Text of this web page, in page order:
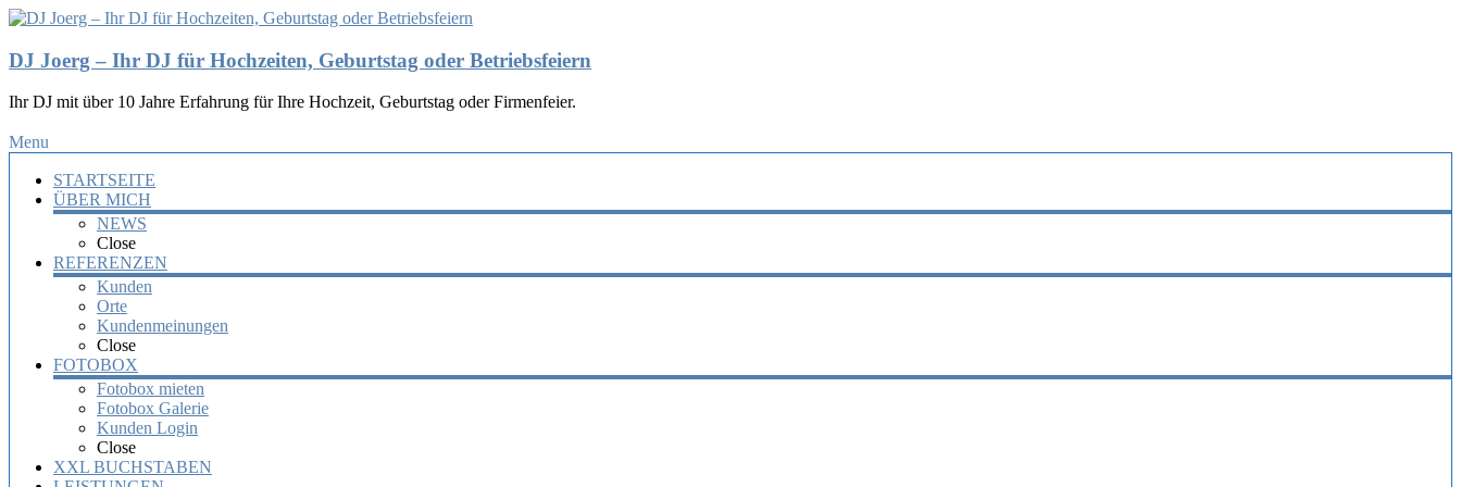
DJ Joerg – Ihr DJ für Hochzeiten, Geburtstag oder Betriebsfeiern
Ihr DJ mit über 10 Jahre Erfahrung für Ihre Hochzeit, Geburtstag oder Firmenfeier.
Menu
STARTSEITE
ÜBER MICH
NEWS
Close
REFERENZEN
Kunden
Orte
Kundenmeinungen
Close
FOTOBOX
Fotobox mieten
Fotobox Galerie
Kunden Login
Close
XXL BUCHSTABEN